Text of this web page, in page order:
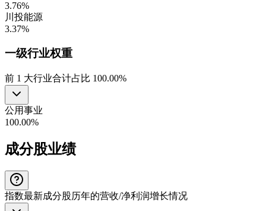
3.76%
川投能源
3.37%
一级行业权重
前 1 大行业合计占比 100.00%
公用事业
100.00%
成分股业绩
指数最新成分股历年的营收/净利润增长情况